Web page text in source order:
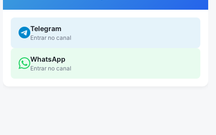
Telegram
Entrar no canal
WhatsApp
Entrar no canal